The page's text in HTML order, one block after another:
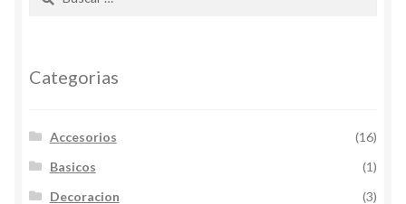
Categorias
Accesorios
(16)
Basicos
(1)
Decoracion
(3)